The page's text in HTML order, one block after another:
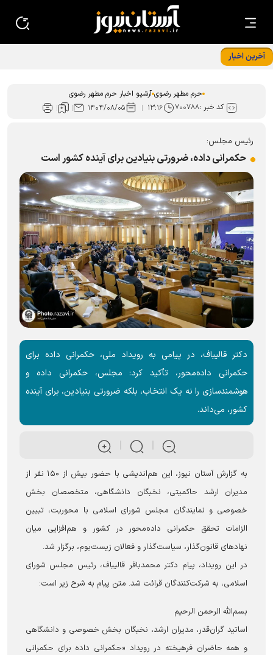
آخرین اخبار
حرم مطهر رضوی آرشیو اخبار حرم مطهر رضوی
کد خبر :۷۰۰۷۸۸ ۱۳:۱۶ ۱۴۰۴/۰۸/۰۵
رئیس مجلس:
حکمرانی داده، ضرورتی بنیادین برای آینده کشور است
دکتر قالیباف، در پیامی به رویداد ملی، حکمرانی داده برای
حکمرانی داده‌محور، تأکید کرد: مجلس، حکمرانی داده و
هوشمندسازی را نه یک انتخاب، بلکه ضرورتی بنیادین، برای آینده
کشور، می‌داند.
به گزارش آستان نیوز، این هم‌اندیشی با حضور بیش از ۱۵۰ نفر از
مدیران ارشد حاکمیتی، نخبگان دانشگاهی، متخصصان بخش
خصوصی و نمایندگان مجلس شورای اسلامی با محوریت، تبیین
الزامات تحقق حکمرانی داده‌محور در کشور و هم‌افزایی میان
نهادهای قانون‌گذار، سیاست‌گذار و فعالان زیست‌بوم، برگزار شد.
در این رویداد، پیام دکتر محمدباقر قالیباف، رئیس مجلس شورای
اسلامی، به شرکت‌کنندگان قرائت شد. متن پیام به شرح زیر است:
بسم‌الله الرحمن الرحیم
اساتید گران‌قدر، مدیران ارشد، نخبگان بخش خصوصی و دانشگاهی
و همه حاضران فرهیخته در رویداد «حکمرانی داده برای حکمرانی